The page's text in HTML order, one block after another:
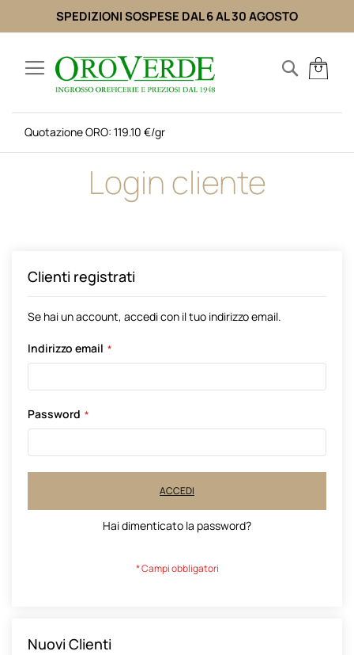
SPEDIZIONI SOSPESE DAL 6 AL 30 AGOSTO
contenuto
Search
Quotazione ORO: 119.10 €/gr
Login cliente
Clienti registrati
Se hai un account, accedi con il tuo indirizzo email.
Indirizzo email
Password
ACCEDI
Hai dimenticato la password?
Nuovi Clienti